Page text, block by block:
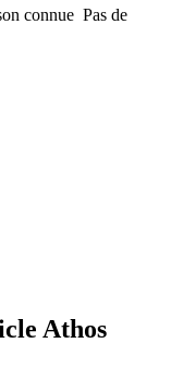
connue Pas de
Athos